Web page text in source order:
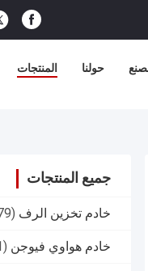
المنتجات حولنا
جميع المنتجات
خادم تخزين الرف (179)
خادم هواوي فيوجن (31)